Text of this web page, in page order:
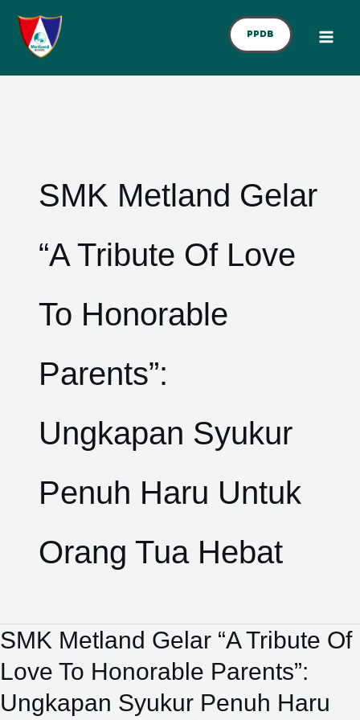
Content
PPDB
SMK Metland Gelar
“A Tribute Of Love
To Honorable
Parents”:
Ungkapan Syukur
Penuh Haru Untuk
Orang Tua Hebat
SMK Metland Gelar “A Tribute Of
Love To Honorable Parents”:
Ungkapan Syukur Penuh Haru
SMK
Gelar
“A